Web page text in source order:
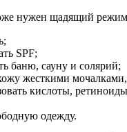
нужен щадящий
SPF;
баню, сауну и солярий;
жесткими
кислоты,
одежду.